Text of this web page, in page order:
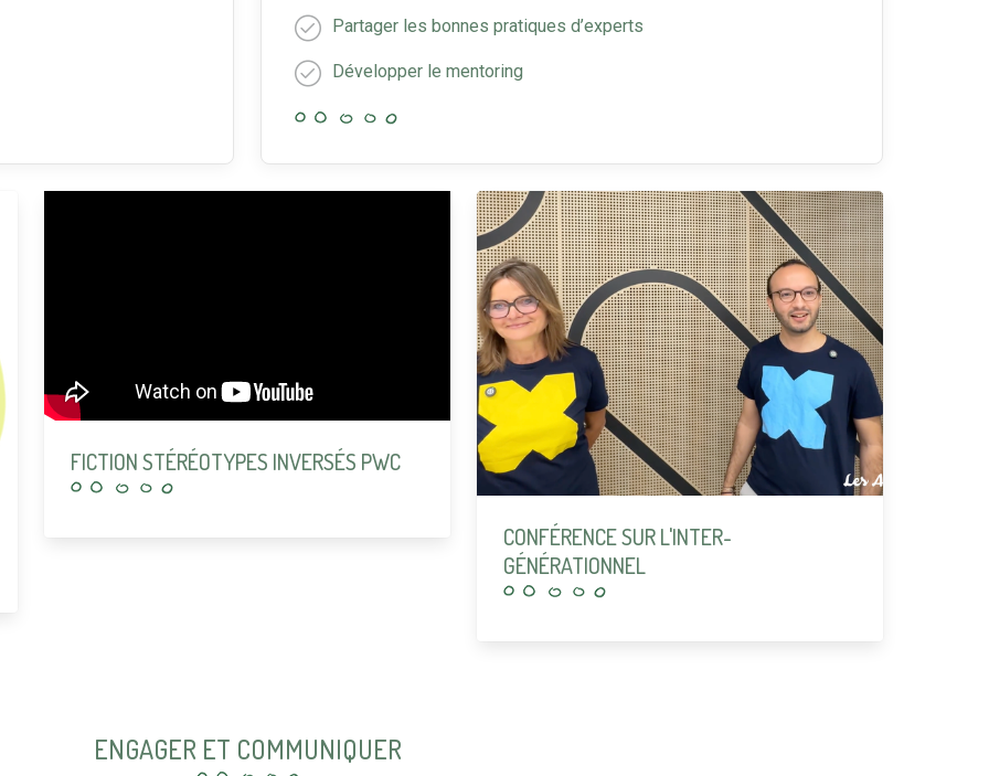
Partager les bonnes pratiques d’experts
Développer le mentoring
FICTION STÉRÉOTYPES INVERSÉS PWC
CONFÉRENCE SUR L'INTER-
GÉNÉRATIONNEL
ENGAGER ET COMMUNIQUER